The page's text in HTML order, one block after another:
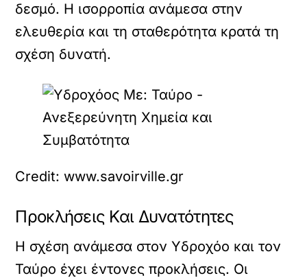
δεσμό. Η ισορροπία ανάμεσα στην
ελευθερία και τη σταθερότητα κρατά τη
σχέση δυνατή.
Credit: www.savoirville.gr
Προκλήσεις Και Δυνατότητες
Η σχέση ανάμεσα στον Υδροχόο και τον
Ταύρο έχει έντονες προκλήσεις. Οι